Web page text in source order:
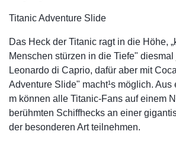
Titanic Adventure Slide
Das Heck der Titanic ragt in die Höhe,
Menschen stürzen in die Tiefe"
Leonardo di Caprio, dafür aber mit
Adventure Slide" macht¹s möglich. Aus
m können alle Titanic-Fans auf einem
berühmten Schiffhecks an einer
der besonderen Art teilnehmen.